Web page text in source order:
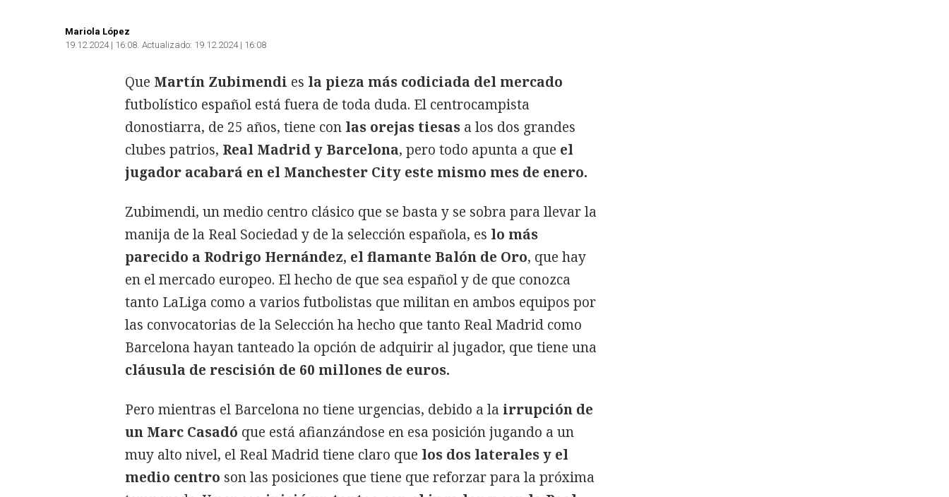
Mariola López
19.12.2024 | 16:08 Actualizado: 19.12.2024 | 16:08
Que Martín Zubimendi es la pieza más codiciada del mercado
futbolístico español está fuera de toda duda. El centrocampista
donostiarra, de 25 años, tiene con las orejas tiesas a los dos grandes
clubes patrios, Real Madrid y Barcelona, pero todo apunta a que el
jugador acabará en el Manchester City este mismo mes de enero.
Zubimendi, un medio centro clásico que se basta y se sobra para llevar la
manija de la Real Sociedad y de la selección española, es lo más
parecido a Rodrigo Hernández, el flamante Balón de Oro, que hay
en el mercado europeo. El hecho de que sea español y de que conozca
tanto LaLiga como a varios futbolistas que militan en ambos equipos por
las convocatorias de la Selección ha hecho que tanto Real Madrid como
Barcelona hayan tanteado la opción de adquirir al jugador, que tiene una
cláusula de rescisión de 60 millones de euros.
Pero mientras el Barcelona no tiene urgencias, debido a la irrupción de
un Marc Casadó que está afianzándose en esa posición jugando a un
muy alto nivel, el Real Madrid tiene claro que los dos laterales y el
medio centro son las posiciones que tiene que reforzar para la próxima